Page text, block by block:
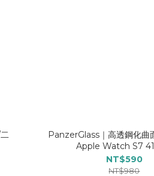
PanzerGlass｜高透鋼化曲
Apple Watch S7
NT$590
NT$980